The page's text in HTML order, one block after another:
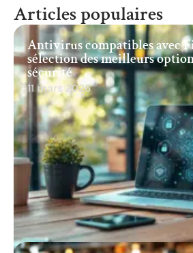
Articles populaires
Antivirus compatibles avec
sélection des meilleurs
sécurité
11 mars 2026